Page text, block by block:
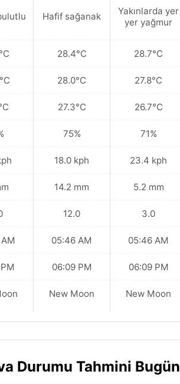
Hafif sağanak
28.4°C
28.0°C
27.3°C
75%
18.0 kph
14.2 mm
12.0
05:46 AM
06:09 PM
New Moon
Yakınlarda yer
yer yağmur
28.7°C
27.8°C
26.7°C
71%
23.4 kph
5.2 mm
3.0
05:46 AM
06:09 PM
New Moon
Durumu Tahmini Bugün